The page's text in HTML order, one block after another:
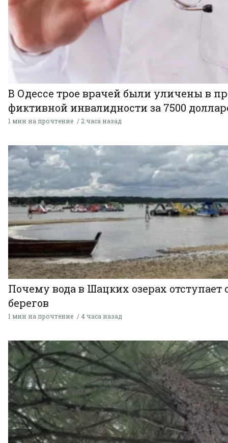
В Одессе трое врачей были уличены в
фиктивной инвалидности за 7500
1 мин на прочтение 2 часа назад
Почему вода в Шацких озерах отступает
берегов
1 мин на прочтение 4 часа назад